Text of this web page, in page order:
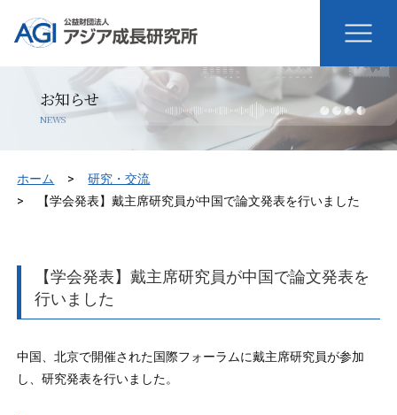
お知らせ
NEWS
ホーム
研究・交流
【学会発表】戴主席研究員が中国で論文発表を行いました
【学会発表】戴主席研究員が中国で論文発表を
行いました
中国、北京で開催された国際フォーラムに戴主席研究員が参加
し、研究発表を行いました。